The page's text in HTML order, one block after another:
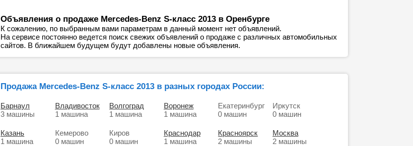
Объявления о продаже Mercedes-Benz S-класс 2013 в Оренбурге
К сожалению, по выбранным вами параметрам в данный момент нет объявлений.
На сервисе постоянно ведется поиск свежих объявлений о продаже с различных автомобильных
сайтов. В ближайшем будущем будут добавлены новые объявления.
Продажа Mercedes-Benz S-класс 2013 в разных городах России:
Барнаул
3 машины
Владивосток
1 машина
Волгоград
1 машина
Воронеж
1 машина
Екатеринбург
0 машин
Иркутск
0 машин
Казань
1 машина
Кемерово
0 машин
Киров
0 машин
Краснодар
1 машина
Красноярск
2 машины
Москва
2 машины